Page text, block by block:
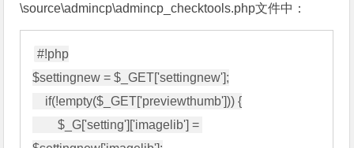
\source\admincp\admincp_checktools.php文件中：
#!php
$settingnew = $_GET['settingnew'];
        $_G['setting']['imagelib'] =